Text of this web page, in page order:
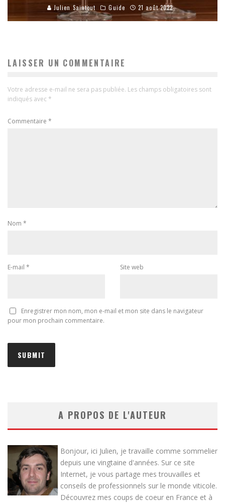
Julien Saintout Guide 21 août 2022
LAISSER UN COMMENTAIRE
Votre adresse e-mail ne sera pas publiée. Les champs obligatoires sont
indiqués avec *
Commentaire *
Nom *
E-mail * Site web
Enregistrer mon nom, mon e-mail et mon site dans le navigateur
pour mon prochain commentaire.
A PROPOS DE L'AUTEUR
Bonjour, ici Julien, je travaille comme sommelier
depuis une vingtaine d'années. Sur ce site
Internet, je vous partage mes trouvailles et
conseils de professionnels sur le monde viticole.
Découvrez mes coups de coeur en France et à